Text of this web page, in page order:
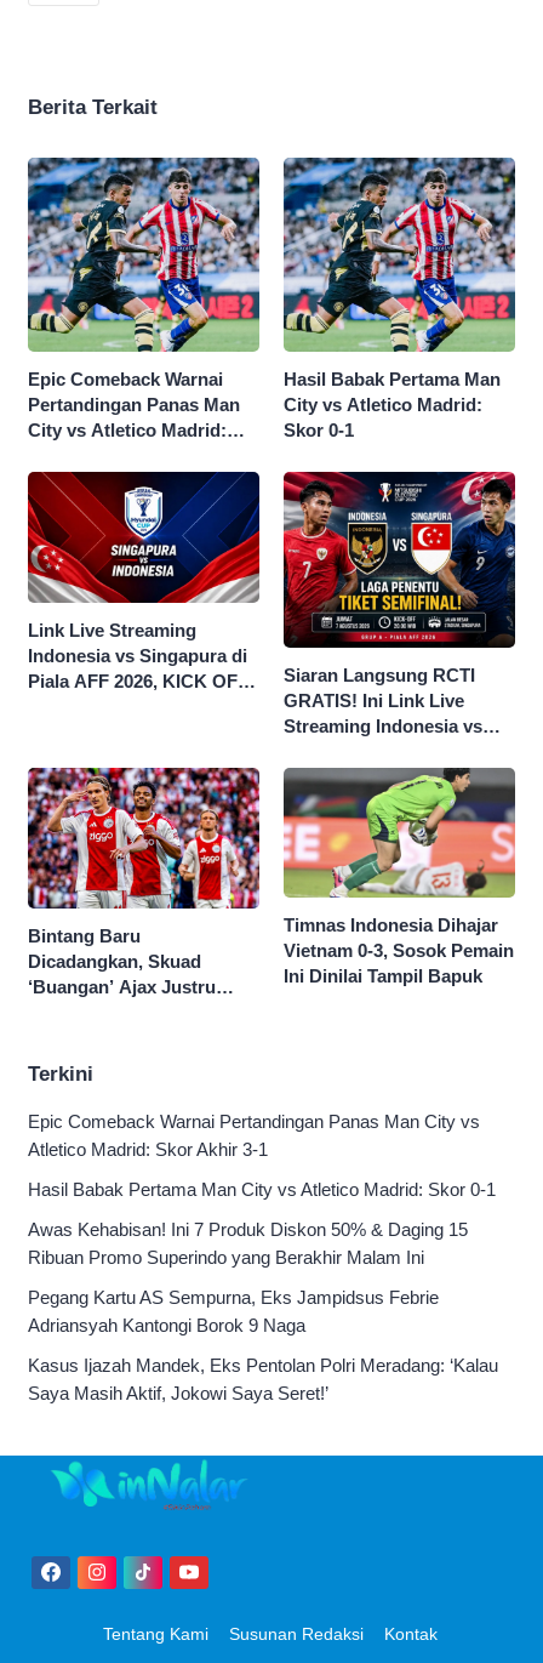
Berita Terkait
Epic Comeback Warnai
Pertandingan Panas Man
City vs Atletico Madrid:
Hasil Babak Pertama Man
City vs Atletico Madrid:
Skor 0-1
Link Live Streaming
Indonesia vs Singapura di
Piala AFF 2026, KICK OFF
Siaran Langsung RCTI
GRATIS! Ini Link Live
Streaming Indonesia vs
2026
Bintang Baru
Dicadangkan, Skuad
‘Buangan’ Ajax Justru
Timnas Indonesia Dihajar
Vietnam 0-3, Sosok Pemain
Ini Dinilai Tampil Bapuk
Terkini
Epic Comeback Warnai Pertandingan Panas Man City vs
Atletico Madrid: Skor Akhir 3-1
Hasil Babak Pertama Man City vs Atletico Madrid: Skor 0-1
Awas Kehabisan! Ini 7 Produk Diskon 50% & Daging 15
Ribuan Promo Superindo yang Berakhir Malam Ini
Pegang Kartu AS Sempurna, Eks Jampidsus Febrie
Adriansyah Kantongi Borok 9 Naga
Kasus Ijazah Mandek, Eks Pentolan Polri Meradang: ‘Kalau
Saya Masih Aktif, Jokowi Saya Seret!’
Tentang Kami Susunan Redaksi
Kontak